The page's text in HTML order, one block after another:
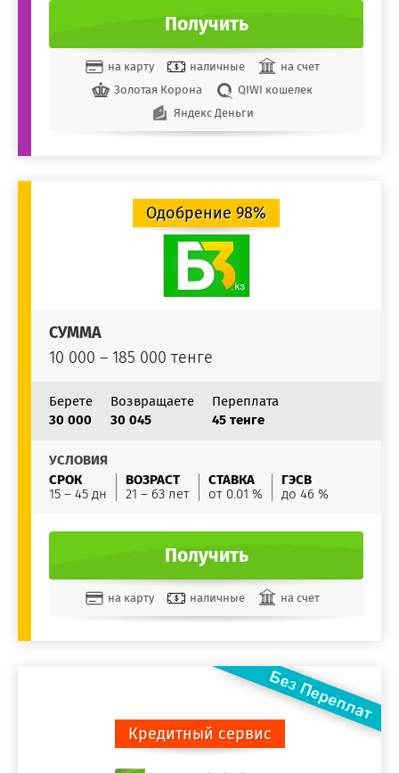
Получить
на карту наличные
на счет
Золотая Корона
QIWI кошелек
Яндекс Деньги
Одобрение 98%
СУММА
10 000 – 185 000 тенге
Берете
30 000
Возвращаете
30 045
Переплата
45 тенге
УСЛОВИЯ
СРОК
15 – 45 дн
ВОЗРАСТ
21 – 63 лет
СТАВКА
от 0.01 %
ГЭСВ
до 46 %
Получить
на карту наличные на счет
Кредитный сервис